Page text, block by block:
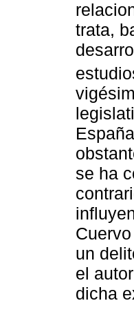
trata,
se ha
un
el
dicha